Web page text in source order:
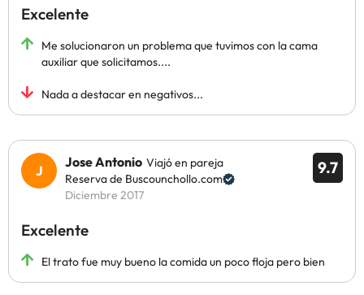
Excelente
Me solucionaron un problema que tuvimos con la cama
auxiliar que solicitamos....
Nada a destacar en negativos...
9.7
Jose Antonio Viajó en pareja
Reserva de Buscounchollo.com
Diciembre 2017
Excelente
El trato fue muy bueno la comida un poco floja pero bien